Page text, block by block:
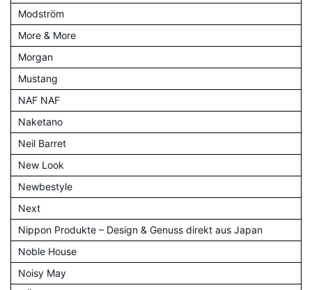
Modström
More & More
Morgan
Mustang
NAF NAF
Naketano
Neil Barret
New Look
Newbestyle
Next
Nippon Produkte – Design & Genuss direkt aus Japan
Noble House
Noisy May